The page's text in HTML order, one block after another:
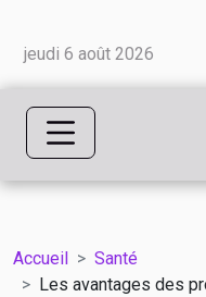
jeudi 6 août 2026
Accueil
Santé
Les avantages des